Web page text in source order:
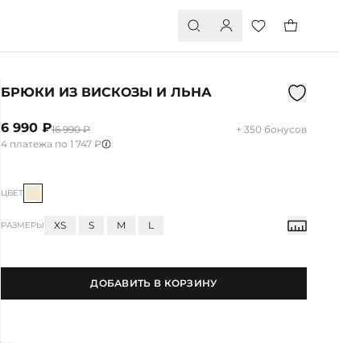
БРЮКИ ИЗ ВИСКОЗЫ И ЛЬНА
6 990 ₽16 990 ₽
+ 350 бонусов
4 платежа по 1 747 ₽
ЦВЕТ
РАЗМЕРЫ XS S M L
ДОБАВИТЬ В КОРЗИНУ